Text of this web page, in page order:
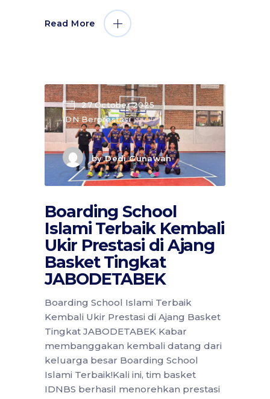
Read More
27 October 2025
IDN Berprestasi
byDedi Gunawan
Boarding School
Islami Terbaik Kembali
Ukir Prestasi di Ajang
Basket Tingkat
JABODETABEK
Boarding School Islami Terbaik
Kembali Ukir Prestasi di Ajang Basket
Tingkat JABODETABEK Kabar
membanggakan kembali datang dari
keluarga besar Boarding School
Islami Terbaik!Kali ini, tim basket
IDNBS berhasil menorehkan prestasi